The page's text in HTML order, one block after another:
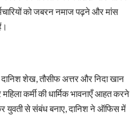
को जबरन नमाज पढ़ने और मांस
शेख, तौसीफ अत्तर और निदा खान
कर्मी की धार्मिक भावनाएँ आहत करने
युवती से संबंध बनाए, दानिश ने ऑफिस में